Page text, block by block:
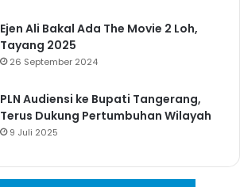
Ejen Ali Bakal Ada The Movie 2 Loh,
Tayang 2025
26 September 2024
PLN Audiensi ke Bupati Tangerang,
Terus Dukung Pertumbuhan Wilayah
9 Juli 2025